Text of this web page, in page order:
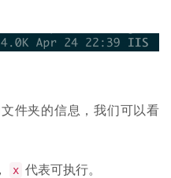
件夹的信息，我们可以看
x 代表可执行。